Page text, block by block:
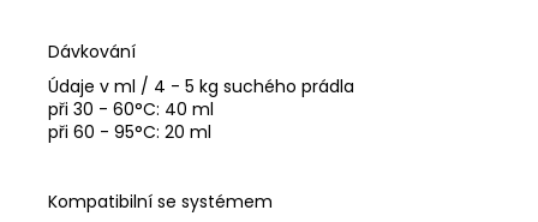
Dávkování
Údaje v ml / 4 - 5 kg suchého prádla
při 30 - 60°C: 40 ml
při 60 - 95°C: 20 ml
Kompatibilní se systémem